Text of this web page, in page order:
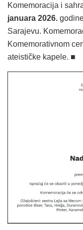
Komemoracija i
januara 2026.
Sarajevu.
Komemorativnom
ateističke kapele. ■